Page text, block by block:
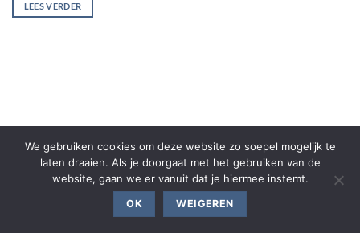
LEES VERDER
We gebruiken cookies om deze website zo soepel mogelijk te
laten draaien. Als je doorgaat met het gebruiken van de
website, gaan we er vanuit dat je hiermee instemt.
OK WEIGEREN